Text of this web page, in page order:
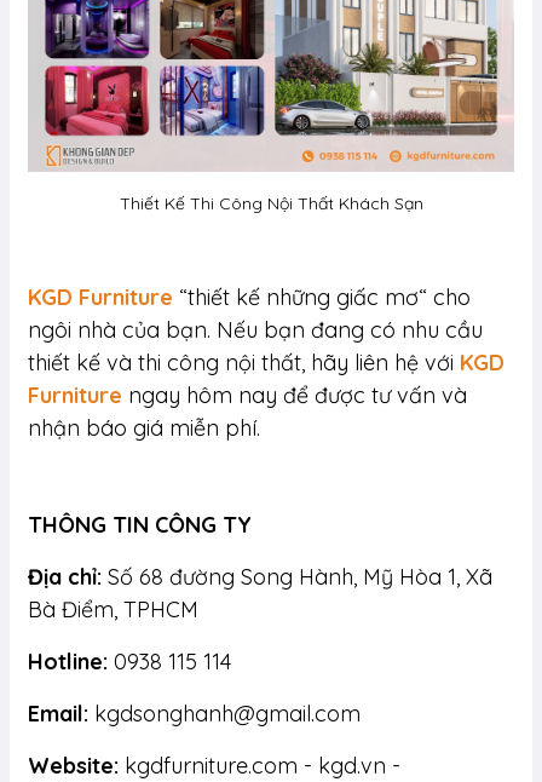
Thiết Kế Thi Công Nội Thất Khách Sạn
KGD Furniture “thiết kế những giấc mơ“ cho
ngôi nhà của bạn. Nếu bạn đang có nhu cầu
thiết kế và thi công nội thất, hãy liên hệ với KGD
Furniture ngay hôm nay để được tư vấn và
nhận báo giá miễn phí.
THÔNG TIN CÔNG TY
Địa chỉ: Số 68 đường Song Hành, Mỹ Hòa 1, Xã
Bà Điểm, TPHCM
Hotline: 0938 115 114
Email: kgdsonghanh@gmail.com
Website: kgdfurniture.com - kgd.vn -